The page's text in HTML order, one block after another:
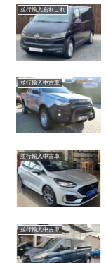
並行輸入あれこれ
並行輸入中古車
並行輸入中古車
並行輸入中古車